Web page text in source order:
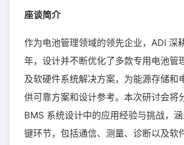
座谈简介
作为电池管理领域的领先企业，ADI 深
年，设计并不断优化了多款专用电池管
及软硬件系统解决方案，为能源存储和
供可靠方案和设计参考。本次研讨会将
BMS 系统设计中的应用经验与挑战，
键环节，包括通信、测量、诊断以及软